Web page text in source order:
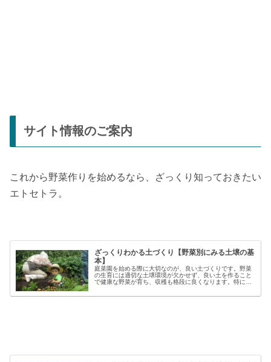
サイト情報のご案内
これから野菜作りを始めるなら、ざっくり知っておきたい
エトセトラ。
ざっくりわかる土づくり【野菜別にみる土壌の基
本】
庭菜園を始める際に大切なのが、良い土づくりです。野菜
の生育には適切な土壌環境が欠かせず、良い土を作ること
で健康な野菜が育ち、収穫も格段に良くなります。特に初
家庭菜園で失敗しないコツと言える...